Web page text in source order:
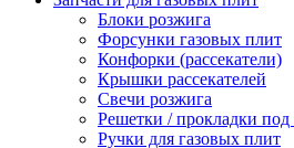
Блоки розжига
Форсунки газовых плит
Конфорки (рассекатели)
Крышки рассекателей
Свечи розжига
Решетки / прокладки
Ручки для газовых плит